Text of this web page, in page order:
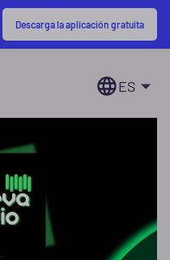
Descarga la aplicación gratuita
ES